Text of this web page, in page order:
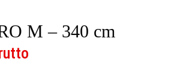
M – 340 cm